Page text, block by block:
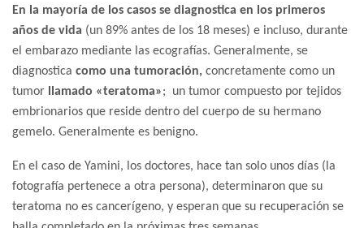
En la mayoría de los casos se diagnostica en los primeros
años de vida (un 89% antes de los 18 meses) e incluso, durante
el embarazo mediante las ecografías. Generalmente, se
diagnostica como una tumoración, concretamente como un
tumor
llamado «teratoma»; un tumor compuesto por tejidos
embrionarios que reside dentro del cuerpo de su hermano
gemelo. Generalmente es benigno.
En el caso de Yamini, los doctores, hace tan solo unos días (la
fotografía pertenece a otra persona), determinaron que su
teratoma no es cancerígeno, y esperan que su recuperación se